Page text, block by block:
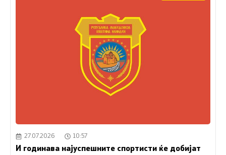
27.07.2026 10:57
И годинава најуспешните спортисти ќе добијат